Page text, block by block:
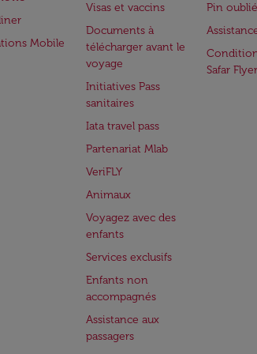
Mobile
Visas et vaccins
Documents à
télécharger avant le
voyage
Initiatives Pass
sanitaires
Iata travel pass
Partenariat Mlab
VeriFLY
Animaux
Voyagez avec des
enfants
Services exclusifs
Enfants non
accompagnés
Assistance aux
passagers
Pin
Safar Flyer